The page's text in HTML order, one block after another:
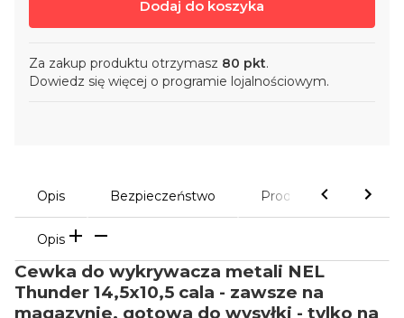
Dodaj do koszyka
Za zakup produktu otrzymasz 80 pkt.
Dowiedz się więcej o programie lojalnościowym.
Opis Bezpieczeństwo Produkty powiązane
Opis
Cewka do wykrywacza metali NEL
Thunder 14,5x10,5 cala - zawsze na
magazynie, gotowa do wysyłki - tylko na